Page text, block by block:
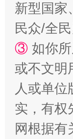
招工难
新型国家
民众/全
③ 如你
或不文明
人或单
实，有权
网根据